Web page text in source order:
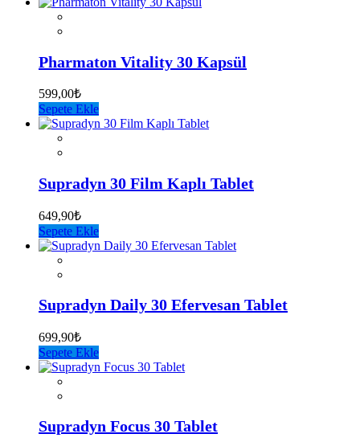
Pharmaton Vitality 30 Kapsül
599,00₺
Sepete Ekle
Supradyn 30 Film Kaplı Tablet
649,90₺
Sepete Ekle
Supradyn Daily 30 Efervesan Tablet
699,90₺
Sepete Ekle
Supradyn Focus 30 Tablet